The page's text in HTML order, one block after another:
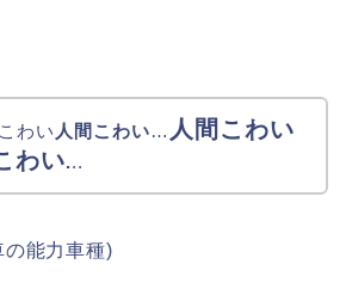
わい 人間こわい… 人間こわい
わい...
能力車種)